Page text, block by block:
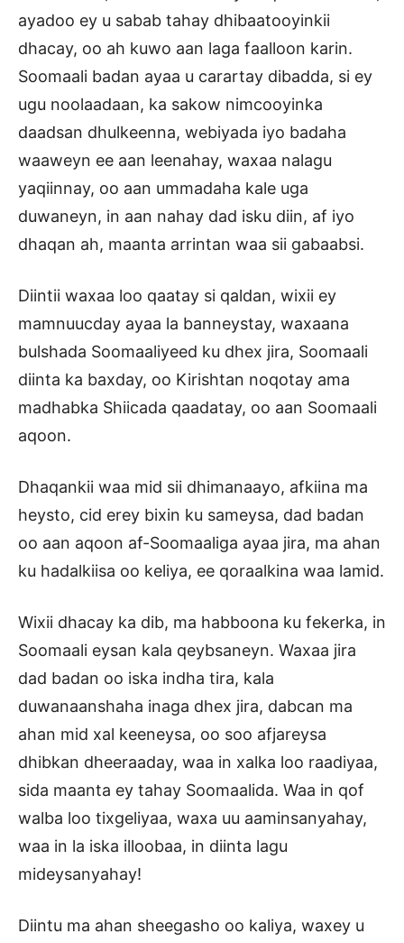
ayadoo ey u sabab tahay dhibaatooyinkii
dhacay, oo ah kuwo aan laga faalloon karin.
Soomaali badan ayaa u carartay dibadda, si ey
ugu noolaadaan, ka sakow nimcooyinka
daadsan dhulkeenna, webiyada iyo badaha
waaweyn ee aan leenahay, waxaa nalagu
yaqiinnay, oo aan ummadaha kale uga
duwaneyn, in aan nahay dad isku diin, af iyo
dhaqan ah, maanta arrintan waa sii gabaabsi.
Diintii waxaa loo qaatay si qaldan, wixii ey
mamnuucday ayaa la banneystay, waxaana
bulshada Soomaaliyeed ku dhex jira, Soomaali
diinta ka baxday, oo Kirishtan noqotay ama
madhabka Shiicada qaadatay, oo aan Soomaali
aqoon.
Dhaqankii waa mid sii dhimanaayo, afkiina ma
heysto, cid erey bixin ku sameysa, dad badan
oo aan aqoon af-Soomaaliga ayaa jira, ma ahan
ku hadalkiisa oo keliya, ee qoraalkina waa lamid.
Wixii dhacay ka dib, ma habboona ku fekerka, in
Soomaali eysan kala qeybsaneyn. Waxaa jira
dad badan oo iska indha tira, kala
duwanaanshaha inaga dhex jira, dabcan ma
ahan mid xal keeneysa, oo soo afjareysa
dhibkan dheeraaday, waa in xalka loo raadiyaa,
sida maanta ey tahay Soomaalida. Waa in qof
walba loo tixgeliyaa, waxa uu aaminsanyahay,
waa in la iska illoobaa, in diinta lagu
mideysanyahay!
Diintu ma ahan sheegasho oo kaliya, waxey u